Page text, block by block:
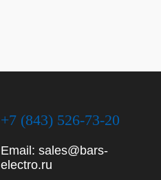
+7 (843) 526-73-20
Email: sales@bars-
electro.ru